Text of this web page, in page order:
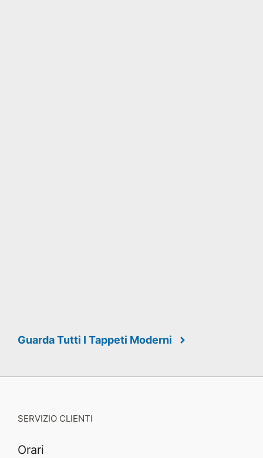
Guarda Tutti I Tappeti Moderni
SERVIZIO CLIENTI
Orari